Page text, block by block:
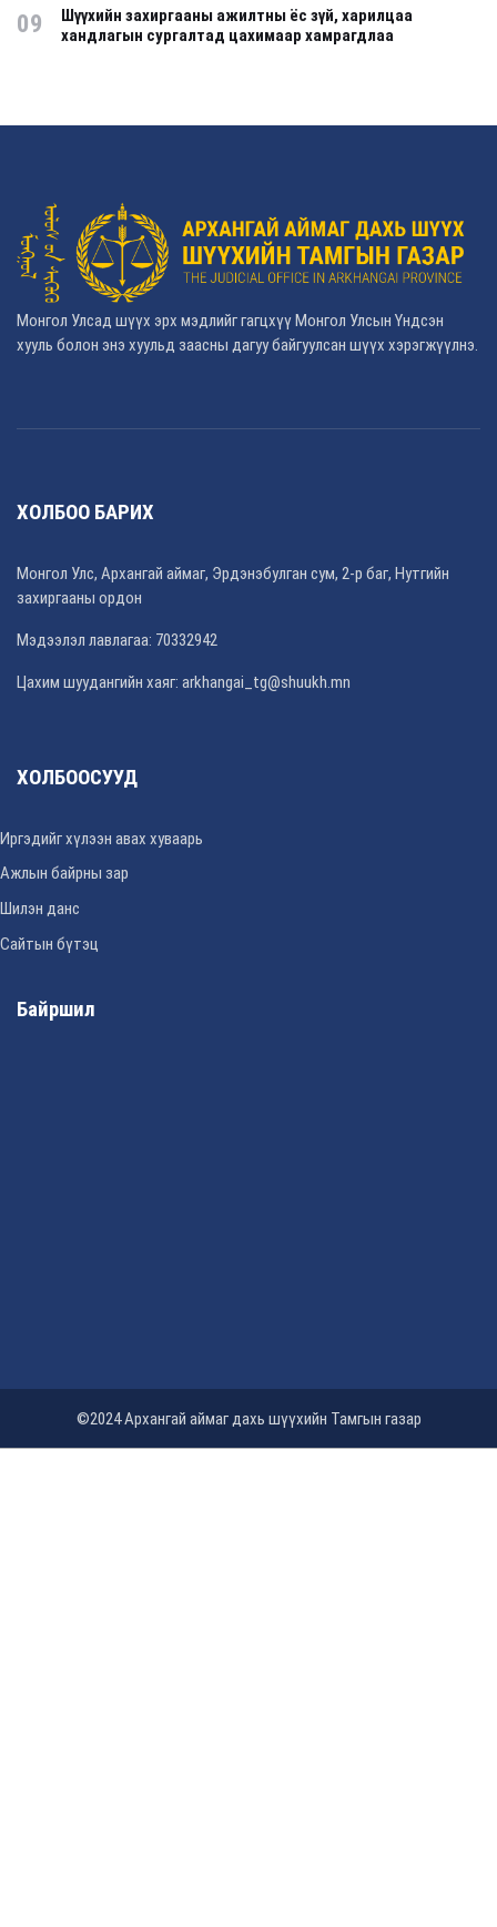
09
Шүүхийн захиргааны ажилтны ёс зүй, харилцаа
хандлагын сургалтад цахимаар хамрагдлаа
Монгол Улсад шүүх эрх мэдлийг гагцхүү Монгол Улсын Үндсэн
хууль болон энэ хуульд заасны дагуу байгуулсан шүүх хэрэгжүүлнэ.
ХОЛБОО БАРИХ
Монгол Улс, Архангай аймаг, Эрдэнэбулган сум, 2-р баг, Нутгийн
захиргааны ордон
Мэдээлэл лавлагаа: 70332942
Цахим шуудангийн хаяг: arkhangai_tg@shuukh.mn
ХОЛБООСУУД
Иргэдийг хүлээн авах хуваарь
Ажлын байрны зар
Шилэн данс
Сайтын бүтэц
Байршил
©2024 Архангай аймаг дахь шүүхийн Тамгын газар